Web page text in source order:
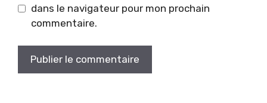
dans le navigateur pour mon prochain
commentaire.